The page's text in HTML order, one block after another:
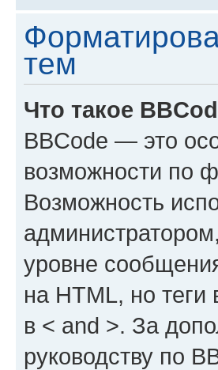
тем
Что такое
BBCode — это
возможности по
Возможность
уровне
на HTML, но
в < and >. За
руководству по